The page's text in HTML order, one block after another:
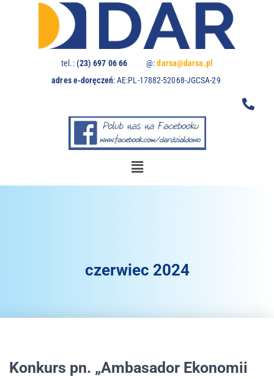
tel.:(23) 697 06 66@:darsa@darsa.pl
adres e-doręczeń:AE:PL-17882-52068-JGCSA-29
czerwiec 2024
Konkurs pn. „Ambasador Ekonomii